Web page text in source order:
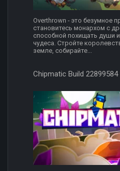
Overthrown - это безумное
становитесь монархом с
способной похищать души
чудеса. Стройте
земле, собирайте...
Chipmatic Build 22899584